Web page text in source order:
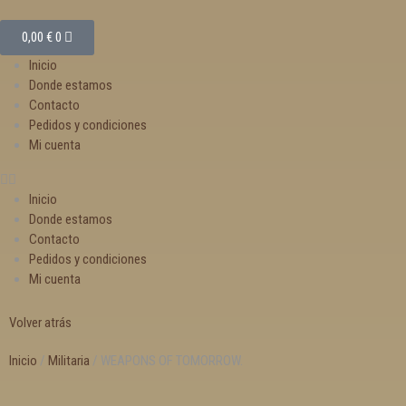
0,00 €0
Inicio
Donde estamos
Contacto
Pedidos y condiciones
Mi cuenta
Inicio
Donde estamos
Contacto
Pedidos y condiciones
Mi cuenta
Volver atrás
Inicio / Militaria / WEAPONS OF TOMORROW.